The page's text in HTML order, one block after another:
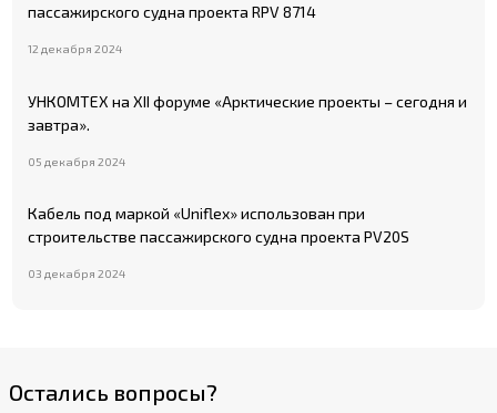
пассажирского судна проекта RPV 8714
12 декабря 2024
УНКОМТЕХ на XII форуме «Арктические проекты – сегодня и
завтра».
05 декабря 2024
Кабель под маркой «Uniflex» использован при
строительстве пассажирского судна проекта PV20S
03 декабря 2024
Остались вопросы?